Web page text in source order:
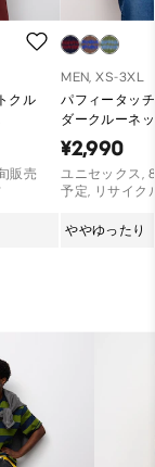
クル
販売
MEN, XS-3XL
パフィータッ
ダークルーネ
PF
¥2,990
ユニセックス,
予定, リサイク
ややゆったり